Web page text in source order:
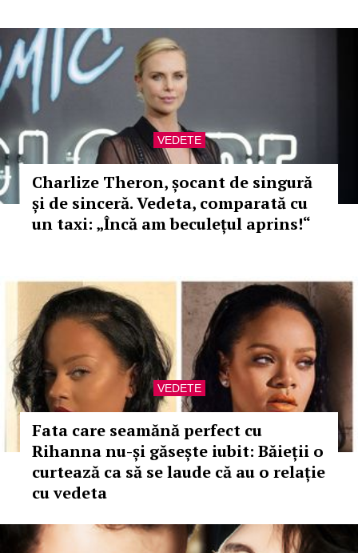
VEDETE
Charlize Theron, șocant de singură
și de sinceră. Vedeta, comparată cu
un taxi: „Încă am beculețul aprins!“
VEDETE
Fata care seamănă perfect cu
Rihanna nu-și găsește iubit: Băieții o
curtează ca să se laude că au o relație
cu vedeta